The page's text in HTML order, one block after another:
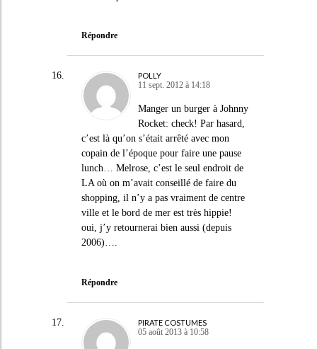
Répondre
POLLY
11 sept. 2012 à 14:18
Manger un burger à Johnny
Rocket: check! Par hasard,
c’est là qu’on s’était arrêté avec mon
copain de l’époque pour faire une pause
lunch… Melrose, c’est le seul endroit de
LA où on m’avait conseillé de faire du
shopping, il n’y a pas vraiment de centre
ville et le bord de mer est très hippie!
oui, j’y retournerai bien aussi (depuis
2006)….
Répondre
PIRATE COSTUMES
05 août 2013 à 10:58